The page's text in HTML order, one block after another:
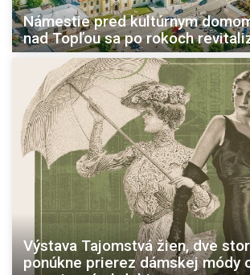
Námestie pred kultúrnym
nad Topľou sa po rokoch
Výstava Tajomstvá žien, dve
ponúkne prierez dámskej módy